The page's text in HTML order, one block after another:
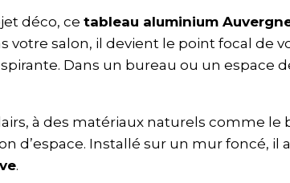
déco, ce tableau aluminium
votre salon, il devient le point focal de
Dans un bureau ou un espace
à des matériaux naturels comme le
d’espace. Installé sur un mur foncé,
.